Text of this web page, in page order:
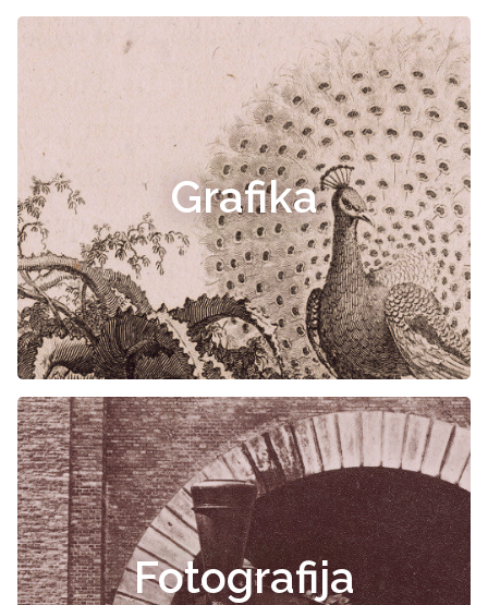
Grafika
Fotografija